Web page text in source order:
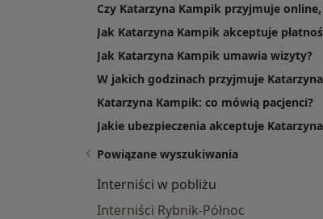
Czy Katarzyna Kampik przyjmuje
Jak Katarzyna Kampik akceptuje
Jak Katarzyna Kampik umawia wizyty?
W jakich godzinach przyjmuje
Katarzyna Kampik: co mówią pacjenci?
Jakie ubezpieczenia akceptuje
Powiązane wyszukiwania
Interniści w pobliżu
Interniści Rybnik-Północ